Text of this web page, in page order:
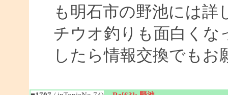
も明石市の野池には
チウオ釣りも面白くな
したら情報交換でもお